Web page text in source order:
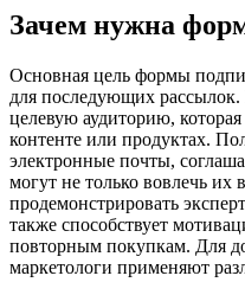
Зачем нужна
Основная цель формы
для последующих
целевую аудиторию,
контенте или продуктах.
электронные почты,
могут не только вовлечь их
продемонстрировать
также способствует
повторным покупкам. Для
маркетологи применяют